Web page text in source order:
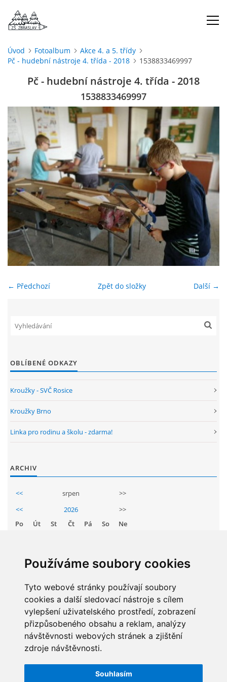
Používáme soubory cookies
Tyto webové stránky používají soubory
cookies a další sledovací nástroje s cílem
vylepšení uživatelského prostředí, zobrazení
přizpůsobeného obsahu a reklam, analýzy
návštěvnosti webových stránek a zjištění
zdroje návštěvnosti.
Souhlasím
ÚVOD
ŠKOLNÍ ROK
DOKUMENTY
ŠKOLSKÁ RADA
PROJEKTY
ENVIRONMENTÁLNÍ VÝCHOVA
ARCHIV
NAŠE ÚSPĚCHY
GDPR
PŘEDŠKOLÁCI
JAK MOTIVOVAT DÍTĚ KE ČTENÍ
REZERVAČNÍ SYSTÉM SPORTOVNÍ HALY
ŠKOLNÍ PORADENSKÉ PRACOVIŠTĚ
NEPOTŘEBNÝ MAJETEK
NAUČNÁ STEZKA ZBRASLAV
Úvod Fotoalbum
Akce 4. a 5. třídy
Pč - hudební nástroje 4. třída - 2018
1538833469997
Pč - hudební nástroje 4. třída - 2018
1538833469997
← Předchozí Další →
Zpět do složky
OBLÍBENÉ ODKAZY
Kroužky - SVČ Rosice
Kroužky Brno
Linka pro rodinu a školu - zdarma!
ARCHIV
<< srpen
>>
<<
2026
>>
Po
Út St Čt Pá So
Ne
11 12 13 14 15
16
18 19 20 21 22
23
25 26 27 28 29
30
STATISTIKY